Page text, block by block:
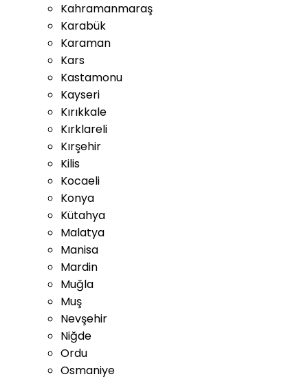
Kahramanmaraş
Karabük
Karaman
Kars
Kastamonu
Kayseri
Kırıkkale
Kırklareli
Kırşehir
Kilis
Kocaeli
Konya
Kütahya
Malatya
Manisa
Mardin
Muğla
Muş
Nevşehir
Niğde
Ordu
Osmaniye